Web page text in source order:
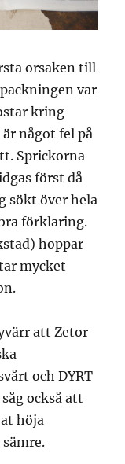
orsaken till
var
kring
något fel på
Sprickorna
först då
sökt över hela
förklaring.
hoppar
mycket
att Zetor
och DYRT
också att
höja